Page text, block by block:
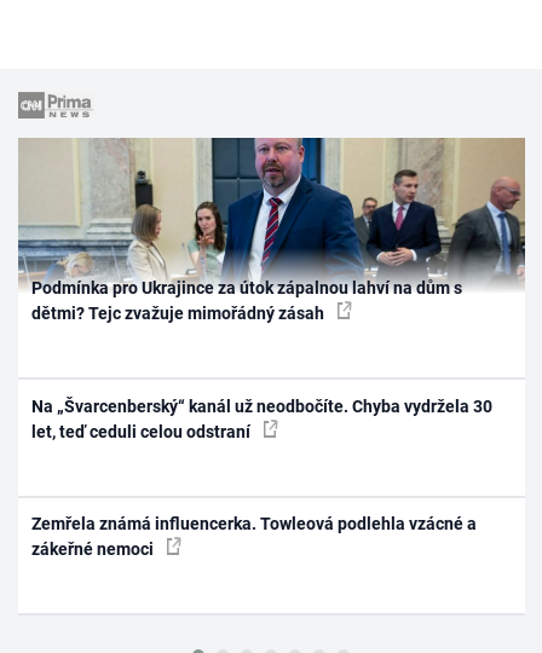
Podmínka pro Ukrajince za útok zápalnou lahví na dům s
dětmi? Tejc zvažuje mimořádný zásah
Na „Švarcenberský“ kanál už neodbočíte. Chyba vydržela 30
let, teď ceduli celou odstraní
Zemřela známá influencerka. Towleová podlehla vzácné a
zákeřné nemoci